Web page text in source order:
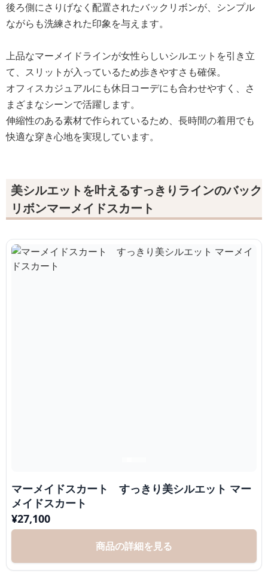
後ろ側にさりげなく配置されたバックリボンが、シンプル
ながらも洗練された印象を与えます。
上品なマーメイドラインが女性らしいシルエットを引き立
て、スリットが入っているため歩きやすさも確保。
オフィスカジュアルにも休日コーデにも合わせやすく、さ
まざまなシーンで活躍します。
伸縮性のある素材で作られているため、長時間の着用でも
快適な穿き心地を実現しています。
美シルエットを叶えるすっきりラインのバック
リボンマーメイドスカート
マーメイドスカート すっきり美シルエット マー
メイドスカート
¥27,100
商品の詳細を見る